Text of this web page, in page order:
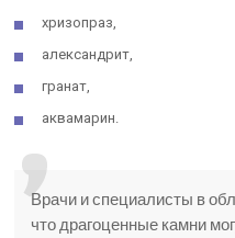
хризопраз,
александрит,
гранат,
аквамарин.
Врачи и специалисты в
что драгоценные камни